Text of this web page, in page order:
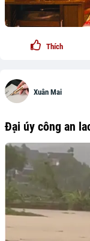
Thích
Xuân Mai
Đại úy công an